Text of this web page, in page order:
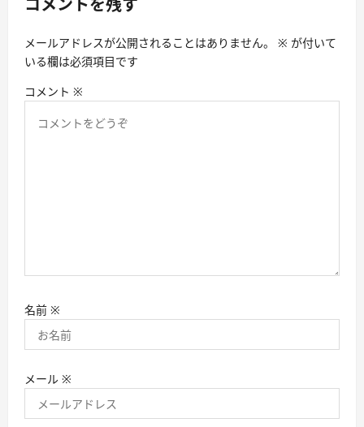
ョ
コメントを残す
メールアドレスが公開されることはありません。 ※ が付いて
いる欄は必須項目です
コメント ※
名前 ※
メール ※